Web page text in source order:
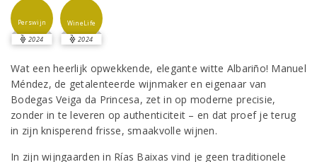
Perswijn
2024
WineLife
2024
Wat een heerlijk opwekkende, elegante witte Albariño! Manuel
Méndez, de getalenteerde wijnmaker en eigenaar van
Bodegas Veiga da Princesa, zet in op moderne precisie,
zonder in te leveren op authenticiteit – en dat proef je terug
in zijn knisperend frisse, smaakvolle wijnen.
In zijn wijngaarden in Rías Baixas vind je geen traditionele